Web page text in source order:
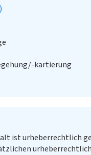
kartierung
ist urheberrechtlich